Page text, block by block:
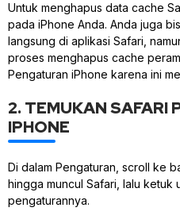
Untuk menghapus data cache
pada iPhone Anda. Anda juga
langsung di aplikasi Safari,
proses menghapus cache
Pengaturan iPhone karena ini
2. TEMUKAN SAFARI
IPHONE
Di dalam Pengaturan, scroll ke
hingga muncul Safari, lalu ketuk
pengaturannya.